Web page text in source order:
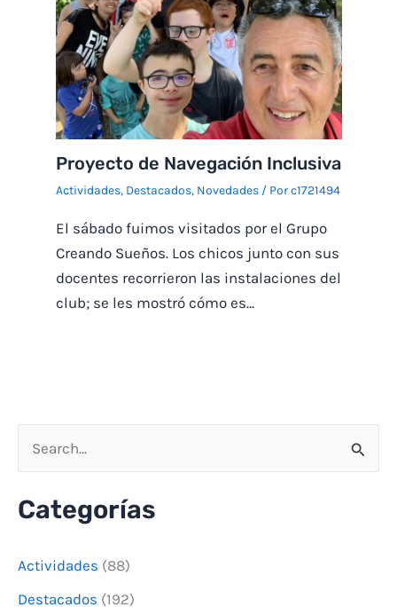
Proyecto de Navegación Inclusiva
Actividades, Destacados, Novedades/ Porc1721494
El sábado fuimos visitados por el Grupo
Creando Sueños. Los chicos junto con sus
docentes recorrieron las instalaciones del
club; se les mostró cómo es…
s
a
r
Categorías
Actividades (88)
Destacados (192)